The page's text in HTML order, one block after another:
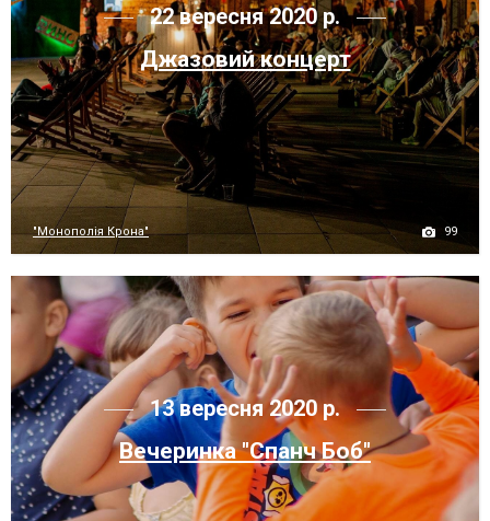
22 вересня 2020 р.
Джазовий концерт
"Монополія Крона" 99
13 вересня 2020 р.
Вечеринка "Спанч Боб"